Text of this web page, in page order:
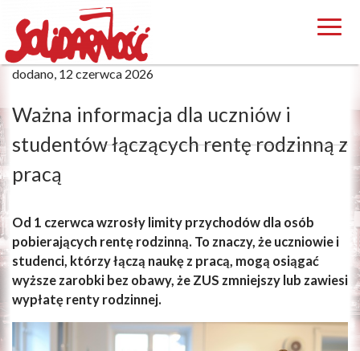
dodano, 12 czerwca 2026
Ważna informacja dla uczniów i
studentów łączących rentę rodzinną z
pracą
Od 1 czerwca wzrosły limity przychodów dla osób
pobierających rentę rodzinną. To znaczy, że uczniowie i
studenci, którzy łączą naukę z pracą, mogą osiągać
wyższe zarobki bez obawy, że ZUS zmniejszy lub zawiesi
wypłatę renty rodzinnej.